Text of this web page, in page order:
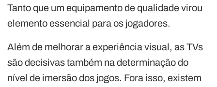
Tanto que um equipamento de qualidade virou
elemento essencial para os jogadores.
Além de melhorar a experiência visual, as TVs
são decisivas também na determinação do
nível de imersão dos jogos. Fora isso, existem